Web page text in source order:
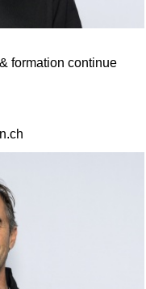
formation continue